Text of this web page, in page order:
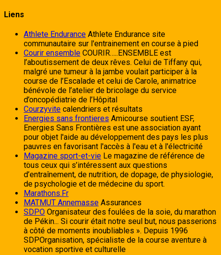
Liens
Athlete Endurance Athlete Endurance site
communautaire sur l'entrainement en course à pied
Courir ensemble COURIR…..ENSEMBLE est
l’aboutissement de deux rêves. Celui de Tiffany qui,
malgré une tumeur à la jambe voulait participer à la
course de l’Escalade et celui de Carole, animatrice
bénévole de l’atelier de bricolage du service
d’oncopédiatrie de l’Hôpital
Courzyvite calendriers et résultats
Energies sans frontieres Amicourse soutient ESF,
Energies Sans Frontières est une association ayant
pour objet l'aide au développement des pays les plus
pauvres en favorisant l'accès à l'eau et à l'électricité
Magazine sport-et-vie Le magazine de référence de
tous ceux qui s’intéressent aux questions
d’entraînement, de nutrition, de dopage, de physiologie,
de psychologie et de médecine du sport.
Marathons.Fr
MATMUT Annemasse Assurances
SDPO Organisateur des foulées de la soie, du marathon
de Pékin... Si courir était notre seul but, nous passerions
à côté de moments inoubliables ». Depuis 1996
SDPOrganisation, spécialiste de la course aventure à
vocation sportive et culturelle